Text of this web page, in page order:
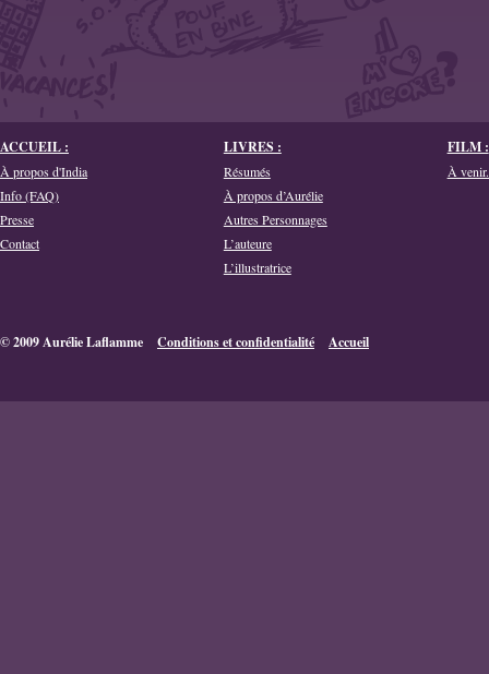
ACCUEIL :
À propos d'India
Info (FAQ)
Presse
Contact
LIVRES :
Résumés
À propos d’Aurélie
Autres Personnages
L’auteure
L’illustratrice
FILM :
À
© 2009 Aurélie Laflamme Conditions et confidentialité Accueil